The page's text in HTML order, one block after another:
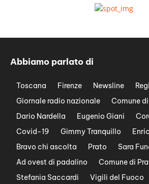
Abbiamo parlato di
Toscana Firenze Newsline
Giornale radio nazionale
Comune
Dario Nardella
Eugenio Giani
Covid-19
Gimmy Tranquillo
Bravo chi ascolta
Prato Sara
Ad ovest di padalino
Comune di
Stefania Saccardi
Vigili del Fuoco